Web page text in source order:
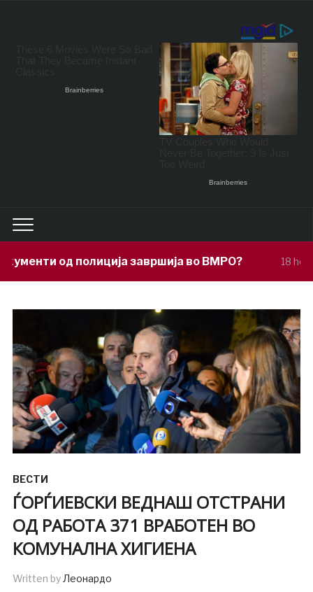
завршија во ВМРО? 18 hours ago Под
ВЕСТИ
ЃОРЃИЕВСКИ ВЕДНАШ ОТСТРАНИ
ОД РАБОТА 371 ВРАБОТЕН ВО
КОМУНАЛНА ХИГИЕНА
Written byЛеонардо